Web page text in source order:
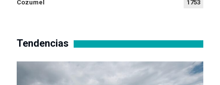
Cozumel 1753
Tendencias